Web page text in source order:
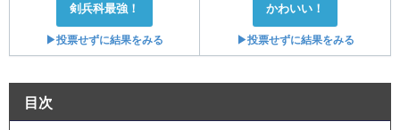
剣兵科最強！
▶投票せずに結果をみる
かわいい！
▶投票せずに結果をみる
目次